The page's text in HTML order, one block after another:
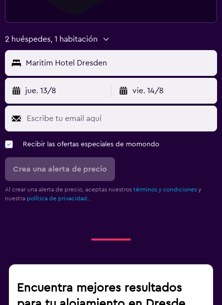
2 huéspedes, 1 habitación
Maritim Hotel Dresden
jue. 13/8 vie. 14/8
Recibir las ofertas especiales de momondo
Crea una alerta de precio
Al crear una alerta de precio, aceptas nuestros términos y condiciones y
nuestra política de privacidad.
Encuentra mejores resultados